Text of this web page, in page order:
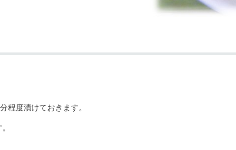
度漬けておきます。